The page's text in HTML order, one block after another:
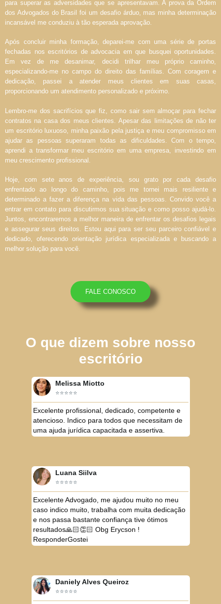
para superar as adversidades que se apresentavam. A prova da Ordem
dos Advogados do Brasil foi um desafio árduo, mas minha determinação
incansável me conduziu à tão esperada aprovação.
Após concluir minha formação, deparei-me com uma série de portas
fechadas nos escritórios de advocacia em que busquei oportunidades.
Em vez de me desanimar, decidi trilhar meu próprio caminho,
especializando-me no campo do direito das famílias. Com coragem e
dedicação, passei a atender meus clientes em suas casas,
proporcionando um atendimento personalizado e próximo.
Lembro-me dos sacrifícios que fiz, como sair sem almoçar para fechar
contratos na casa dos meus clientes. Apesar das limitações de não ter
um escritório luxuoso, minha paixão pela justiça e meu compromisso em
ajudar as pessoas superaram todas as dificuldades. Com o tempo,
aprendi a transformar meu escritório em uma empresa, investindo em
meu crescimento profissional.
Hoje, com sete anos de experiência, sou grato por cada desafio
enfrentado ao longo do caminho, pois me tornei mais resiliente e
determinado a fazer a diferença na vida das pessoas. Convido você a
entrar em contato para discutirmos sua situação e como posso ajudá-lo.
Juntos, encontraremos a melhor maneira de enfrentar os desafios legais
e assegurar seus direitos. Estou aqui para ser seu parceiro confiável e
dedicado, oferecendo orientação jurídica especializada e buscando a
melhor solução para você.
FALE CONOSCO
O que dizem sobre nosso
escritório
Melissa Miotto
⭐⭐⭐⭐⭐
Excelente profissional, dedicado, competente e
atencioso. Indico para todos que necessitam de
uma ajuda jurídica capacitada e assertiva.
Luana Siilva
⭐⭐⭐⭐⭐
Excelente Advogado, me ajudou muito no meu
caso indico muito, trabalha com muita dedicação
e nos passa bastante confiança tive ótimos
resultados🙏🏻👏🏻 Obg Erycson !
ResponderGostei
Daniely Alves Queiroz
⭐⭐⭐⭐⭐